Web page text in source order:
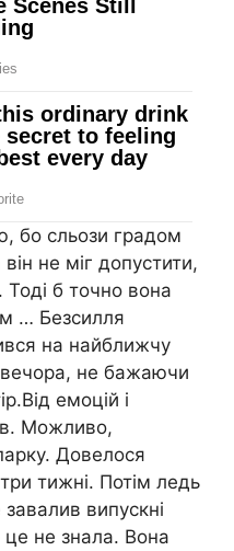
бо сльози градом
не міг допустити,
б точно вона
… Безсилля
на найближчу
вечора, не бажаючи
емоцій і
Можливо,
Довелося
тижні. Потім ледь
випускні
це не знала. Вона